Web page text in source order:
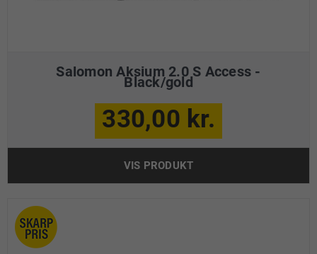
Salomon Aksium 2.0 S Access -
Black/gold
330,00 kr.
VIS PRODUKT